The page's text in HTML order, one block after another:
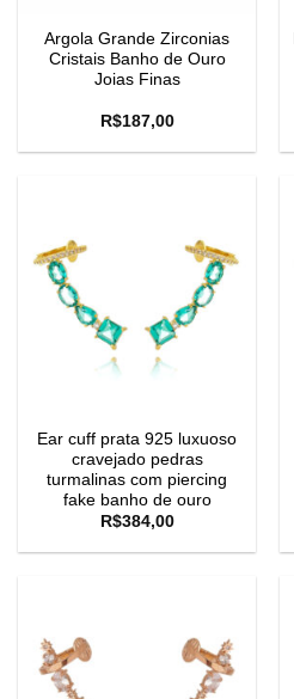
Argola Grande Zirconias
Cristais Banho de Ouro
Joias Finas
R$187,00
Ear cuff prata 925 luxuoso
cravejado pedras
turmalinas com piercing
fake banho de ouro
R$384,00